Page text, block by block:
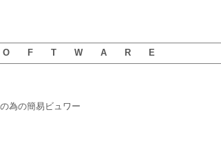
F T W A R E
為の簡易ビュワー